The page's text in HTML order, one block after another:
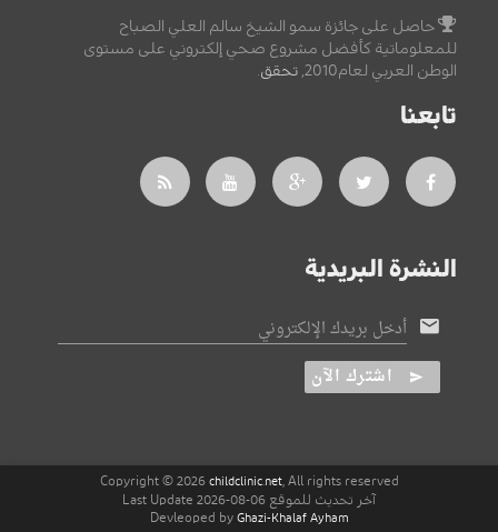
حاصل على جائزة سمو الشيخ سالم العلي الصباح
للمعلوماتية كأفضل مشروع صحي إلكتروني على مستوى
الوطن العربي لعام2010,
تحقق
تابعنا
النشرة البريدية
أدخل بريدك الإلكتروني
اشترك الآن
Copyright © 2026 childclinic.net, All rights reserved
آخر تحديث للموقع 06-08-2026 Last Update
Devleoped by Ghazi-Khalaf Ayham